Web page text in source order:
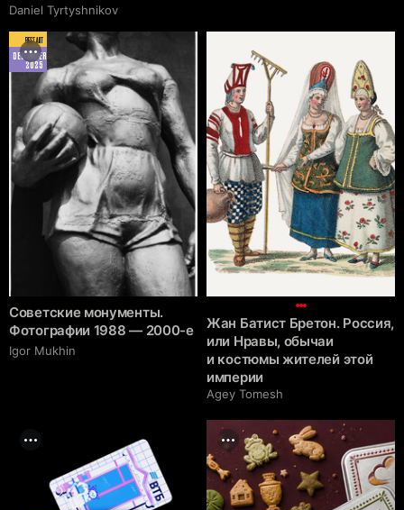
Daniel Tyrtyshnikov
BEST ART
DECEMBER
2025
Советские монументы.
Фотографии 1988 — 2000-е
Igor Mukhin
Жан Батист Бретон. Россия,
или Нравы, обычаи
и костюмы жителей этой
империи
Agey Tomesh